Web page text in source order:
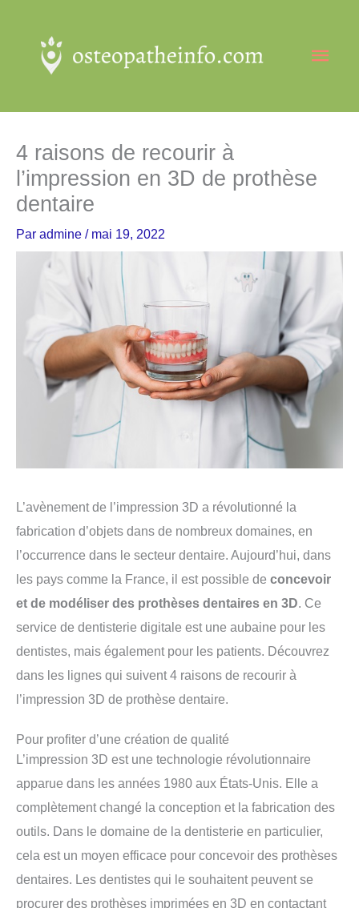
contenu
4 raisons de recourir à
l’impression en 3D de prothèse
dentaire
Par admine / mai 19, 2022
L’avènement de l’impression 3D a révolutionné la
fabrication d’objets dans de nombreux domaines, en
l’occurrence dans le secteur dentaire. Aujourd’hui, dans
les pays comme la France, il est possible de concevoir
et de modéliser des prothèses dentaires en 3D. Ce
service de dentisterie digitale est une aubaine pour les
dentistes, mais également pour les patients. Découvrez
dans les lignes qui suivent 4 raisons de recourir à
l’impression 3D de prothèse dentaire.
Pour profiter d’une création de qualité
L’impression 3D est une technologie révolutionnaire
apparue dans les années 1980 aux États-Unis. Elle a
complètement changé la conception et la fabrication des
outils. Dans le domaine de la dentisterie en particulier,
cela est un moyen efficace pour concevoir des prothèses
dentaires. Les dentistes qui le souhaitent peuvent se
procurer des prothèses imprimées en 3D en contactant